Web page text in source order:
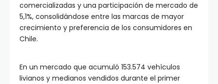
comercializadas y una participación de mercado de
5,1%, consolidándose entre las marcas de mayor
crecimiento y preferencia de los consumidores en
Chile.
En un mercado que acumuló 153.574 vehículos
livianos y medianos vendidos durante el primer